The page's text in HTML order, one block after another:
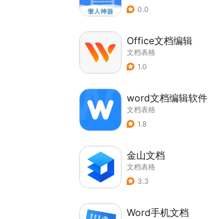
0.0
Office文档编辑
文档表格
1.0
word文档编辑软件
文档表格
1.8
金山文档
文档表格
3.3
Word手机文档